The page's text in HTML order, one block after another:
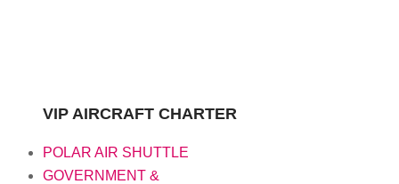
VIP AIRCRAFT CHARTER
POLAR AIR SHUTTLE
GOVERNMENT &